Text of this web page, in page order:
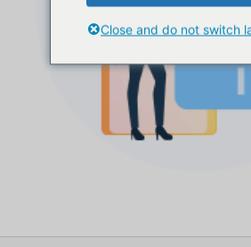
Close and do not switch